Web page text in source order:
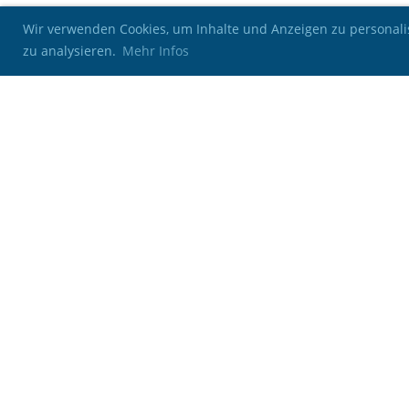
Wir verwenden Cookies, um Inhalte und Anzeigen zu
zu analysieren. Mehr Infos